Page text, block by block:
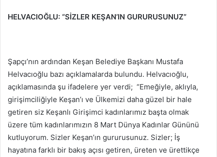
HELVACIOĞLU: “SİZLER KEŞAN’IN GURURUSUNUZ”
Şapçı’nın ardından Keşan Belediye Başkanı Mustafa
Helvacıoğlu bazı açıklamalarda bulundu. Helvacıoğlu,
açıklamasında şu ifadelere yer verdi; “Emeğiyle, aklıyla,
girişimciliğiyle Keşan’ı ve Ülkemizi daha güzel bir hale
getiren siz Keşanlı Girişimci kadınlarımız başta olmak
üzere tüm kadınlarımızın 8 Mart Dünya Kadınlar Gününü
kutluyorum. Sizler Keşan’ın gururusunuz. Sizler; İş
hayatına farklı bir bakış açısı getiren, üreten ve ürettikçe